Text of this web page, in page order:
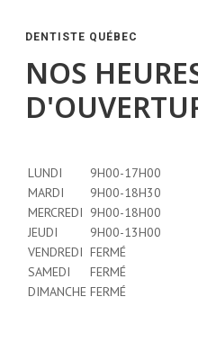
DENTISTE QUÉBEC
NOS
LUNDI
9H00-17H00
MARDI
9H00-18H30
MERCREDI 9H00-18H00
JEUDI
9H00-13H00
VENDREDI FERMÉ
SAMEDI
FERMÉ
DIMANCHE FERMÉ